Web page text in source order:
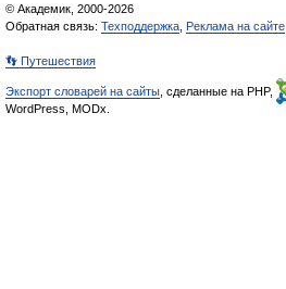
© Академик, 2000-2026
Обратная связь: Техподдержка Реклама на сайте
👣 Путешествия
Экспорт словарей на сайты , сделанные на PHP,
WordPress, MODx.